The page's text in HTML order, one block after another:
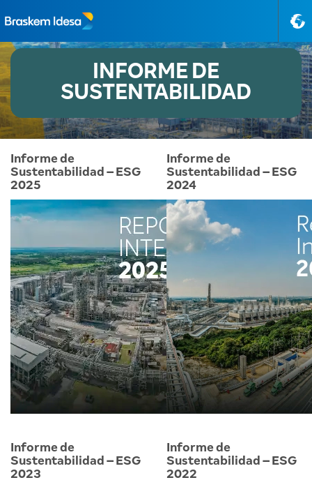
PT-
INFORME DE
SUSTENTABILIDAD
Informe de
Sustentabilidad – ESG
2025
Informe de
Sustentabilidad – ESG
2024
Informe de
Sustentabilidad – ESG
2023
Informe de
Sustentabilidad – ESG
2022